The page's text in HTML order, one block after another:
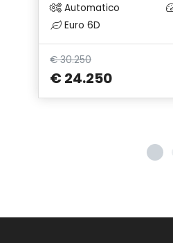
Automatico
Euro 6D
€ 30.250
€ 24.250